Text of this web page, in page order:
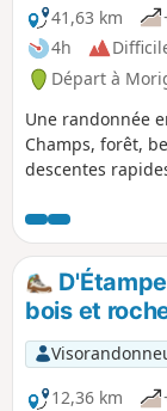
41,63 km
4h
Départ à
Une randonnée
Champs, forêt,
descentes
bois et
12,36 km